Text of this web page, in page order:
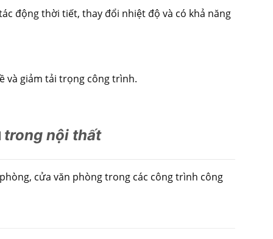
động thời tiết, thay đổi nhiệt độ và có khả năng
và giảm tải trọng công trình.
trong nội thất
cửa văn phòng trong các công trình công